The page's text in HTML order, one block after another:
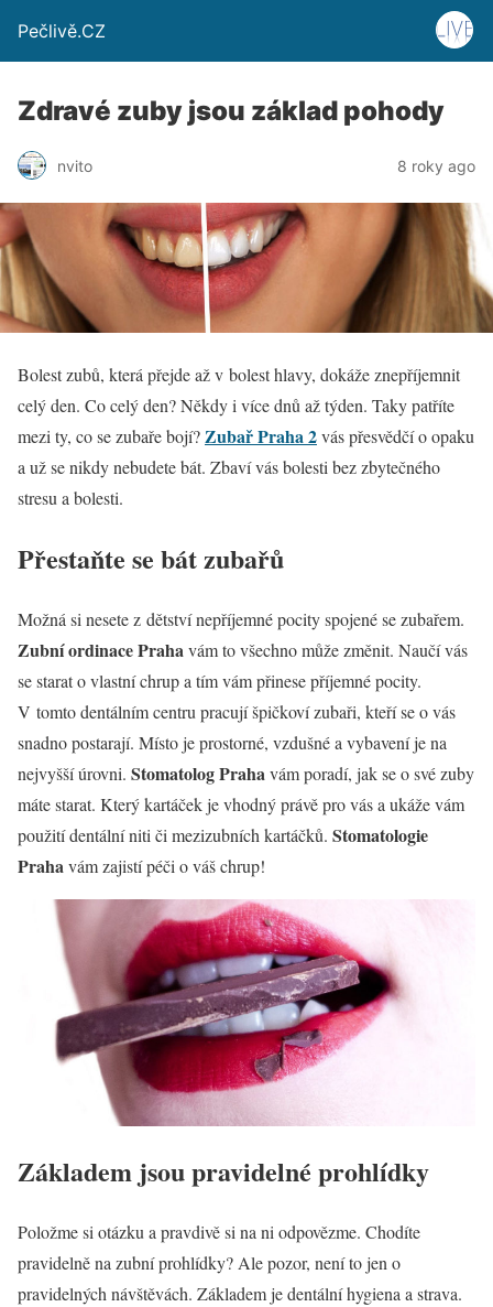
Pečlivě.CZ
Zdravé zuby jsou základ pohody
nvito 8 roky ago
Bolest zubů, která přejde až v bolest hlavy, dokáže znepříjemnit
celý den. Co celý den? Někdy i více dnů až týden. Taky patříte
mezi ty, co se zubaře bojí?Zubař Praha 2vás přesvědčí o opaku
a už se nikdy nebudete bát. Zbaví vás bolesti bez zbytečného
stresu a bolesti.
Přestaňte se bát zubařů
Možná si nesete z dětství nepříjemné pocity spojené se zubařem.
Zubní ordinace Prahavám to všechno může změnit. Naučí vás
se starat o vlastní chrup a tím vám přinese příjemné pocity.
V tomto dentálním centru pracují špičkoví zubaři, kteří se o vás
snadno postarají. Místo je prostorné, vzdušné a vybavení je na
nejvyšší úrovni. Stomatolog Prahavám poradí, jak se o své zuby
máte starat. Který kartáček je vhodný právě pro vás a ukáže vám
použití dentální niti či mezizubních kartáčků. Stomatologie
Prahavám zajistí péči o váš chrup!
Základem jsou pravidelné prohlídky
Položme si otázku a pravdivě si na ni odpovězme. Chodíte
pravidelně na zubní prohlídky? Ale pozor, není to jen o
pravidelných návštěvách. Základem je dentální hygiena a strava.